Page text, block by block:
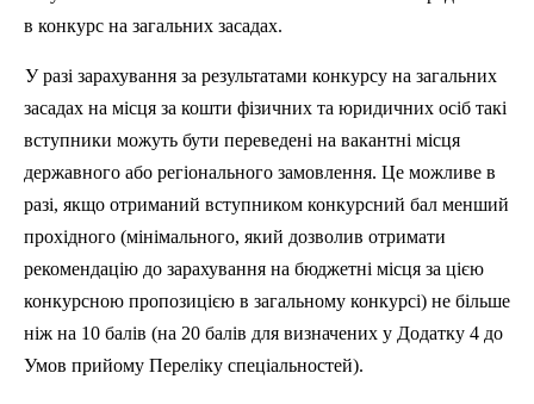
в конкурс на загальних засадах.
У разі зарахування за результатами конкурсу на загальних
засадах на місця за кошти фізичних та юридичних осіб такі
вступники можуть бути переведені на вакантні місця
державного або регіонального замовлення. Це можливе в
разі, якщо отриманий вступником конкурсний бал менший
прохідного (мінімального, який дозволив отримати
рекомендацію до зарахування на бюджетні місця за цією
конкурсною пропозицією в загальному конкурсі) не більше
ніж на 10 балів (на 20 балів для визначених у Додатку 4 до
Умов прийому Переліку спеціальностей).